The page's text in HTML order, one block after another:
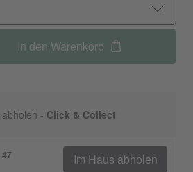
In den Warenkorb
- Click & Collect
Im Haus abholen